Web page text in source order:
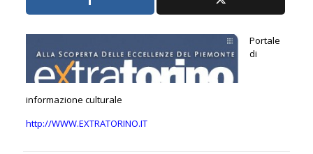
Portale
di
informazione culturale
http://WWW.EXTRATORINO.IT